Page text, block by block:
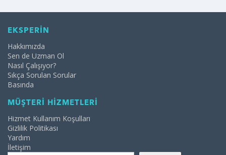
EKSPERİN
Hakkımızda
Sen de Uzman Ol
Nasıl Çalışıyor?
Sıkça Sorulan Sorular
Basında
MÜŞTERİ HİZMETLERİ
Hizmet Kullanım Koşulları
Gizlilik Politikası
Yardım
İletişim